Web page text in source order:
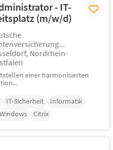
- IT-
(m/w/d)
Nordrhein-
einer harmonisierten
IT-Sicherheit
Informatik
Citrix